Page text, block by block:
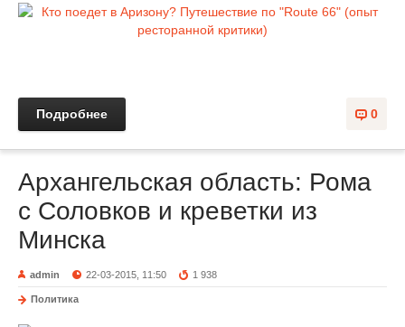
0
Подробнее
Архангельская область: Рома
с Соловков и креветки из
Минска
admin 22-03-2015, 11:50 1 938
Политика